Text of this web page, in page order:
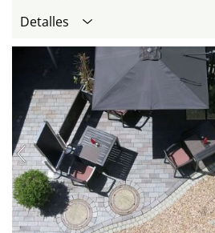
Detalles